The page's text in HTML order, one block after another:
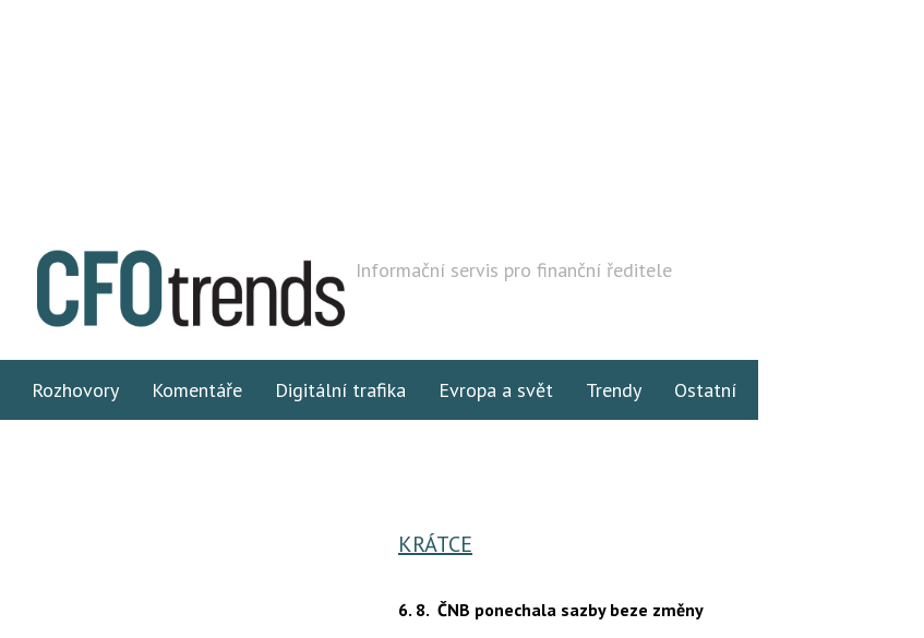
Informační servis pro finanční ředitele
Rozhovory Komentáře Digitální trafika Evropa a svět Trendy Ostatní
KRÁTCE
6. 8. ČNB ponechala sazby beze změny